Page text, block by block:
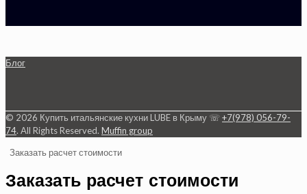
Блог
© 2026 Купить итальянские кухни LUBE в Крыму ☏+7(978) 056-79-
74. All Rights Reserved. Muffin group
Заказать расчет стоимости
Заказать расчет стоимости